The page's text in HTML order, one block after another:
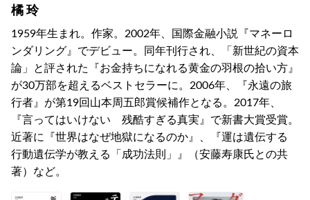
橘 玲
1959年生まれ。作家。2002年、国際金融小説『マネーロ
ンダリング』でデビュー。同年刊行され、「新世紀の資本
論」と評された『お金持ちになれる黄金の羽根の拾い方』
が30万部を超えるベストセラーに。2006年、『永遠の旅
行者』が第19回山本周五郎賞候補作となる。2017年、
『言ってはいけない 残酷すぎる真実』で新書大賞受賞。
近著に『世界はなぜ地獄になるのか』、『運は遺伝する
行動遺伝学が教える「成功法則」』（安藤寿康氏との共
著）など。